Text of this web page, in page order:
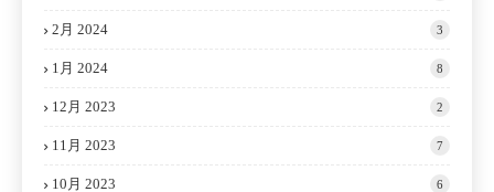
2月 2024 3
1月 2024 8
12月 2023 2
11月 2023 7
10月 2023 6